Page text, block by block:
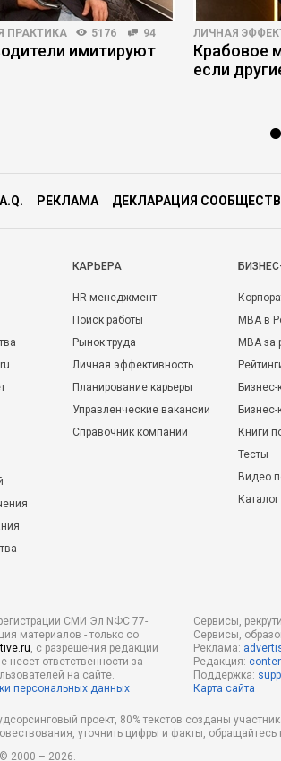
ПРАКТИКА 5176 94
имитируют
ЛИЧНАЯ
Крабовое
если
РЕКЛАМА ДЕКЛАРАЦИЯ
КАРЬЕРА
HR-менеджмент
Поиск работы
Рынок труда
Личная эффективность
Планирование карьеры
Управленческие вакансии
Справочник компаний
MBA в
MBA
Бизнес-
Книги
Тесты
Видео
СМИ Эл NФС 77-
материалов - только со
, с разрешения редакции
несет ответственности за
на сайте.
персональных данных
Сервисы,
Сервисы,
Реклама:
Редакция:
Поддержка:
Карта сайта
проект, 80% текстов созданы
уточнить цифры и факты,
2000 – 2026.